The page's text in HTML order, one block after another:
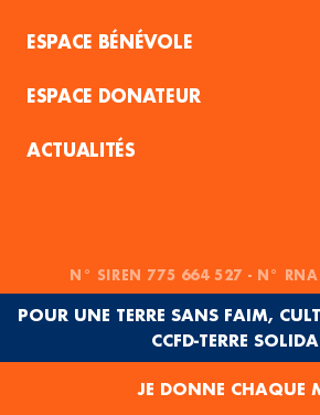
ESPACE BÉNÉVOLE
ESPACE DONATEUR
ACTUALITÉS
N° SIREN 775 664 527 - N°
POUR UNE TERRE SANS FAIM,
CCFD-TERRE
JE DONNE CHAQUE